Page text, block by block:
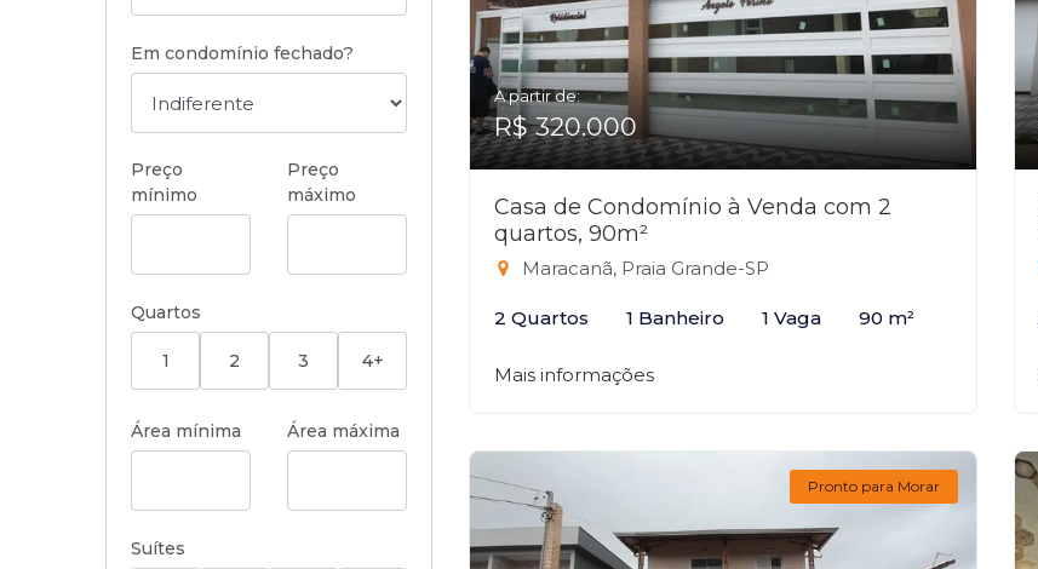
Em condomínio fechado?
Preço
mínimo
Preço
máximo
Quartos
1 2 3 4+
Área mínima Área máxima
Suítes
A partir de:
R$ 320.000
Casa de Condomínio à Venda com 2
quartos, 90m²
Maracanã, Praia Grande-SP
2 Quartos 1 Banheiro 1 Vaga 90 m²
Mais informações
Pronto para Morar